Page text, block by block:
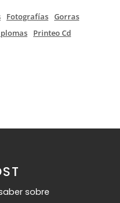
Fotografías Gorras
Printeo Cd
sobre